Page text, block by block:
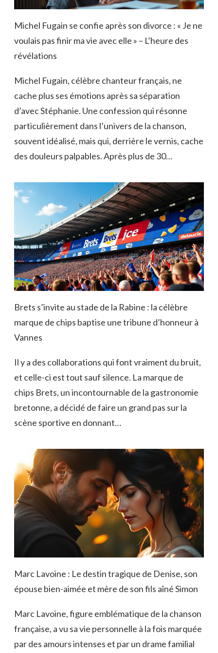
Michel Fugain se confie après son divorce : « Je ne
voulais pas finir ma vie avec elle » – L’heure des
révélations
Michel Fugain, célèbre chanteur français, ne
cache plus ses émotions après sa séparation
d’avec Stéphanie. Une confession qui résonne
particulièrement dans l’univers de la chanson,
souvent idéalisé, mais qui, derrière le vernis, cache
des douleurs palpables. Après plus de 30…
Brets s’invite au stade de la Rabine : la célèbre
marque de chips baptise une tribune d’honneur à
Vannes
Il y a des collaborations qui font vraiment du bruit,
et celle-ci est tout sauf silence. La marque de
chips Brets, un incontournable de la gastronomie
bretonne, a décidé de faire un grand pas sur la
scène sportive en donnant…
Marc Lavoine : Le destin tragique de Denise, son
épouse bien-aimée et mère de son fils aîné Simon
Marc Lavoine, figure emblématique de la chanson
française, a vu sa vie personnelle à la fois marquée
par des amours intenses et par un drame familial